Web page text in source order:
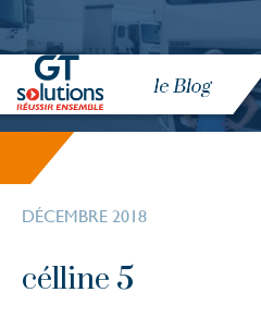
DÉCEMBRE 2018
célline 5